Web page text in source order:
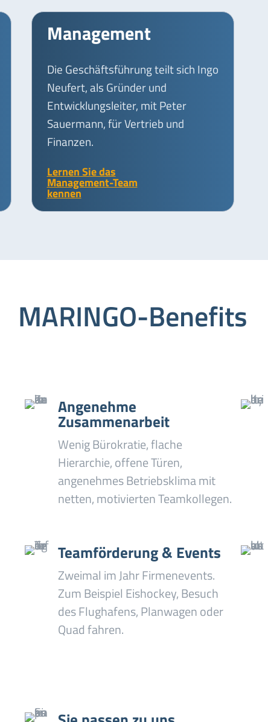
Management
Die Geschäftsführung teilt sich Ingo
Neufert, als Gründer und
Entwicklungsleiter, mit Peter
Sauermann, für Vertrieb und
Finanzen.
Lernen Sie das
Management-Team
kennen
MARINGO-Benefits
Angenehme
Zusammenarbeit
Wenig Bürokratie, flache
Hierarchie, offene Türen,
angenehmes Betriebsklima mit
netten, motivierten Teamkollegen.
Teamförderung & Events
Zweimal im Jahr Firmenevents.
Zum Beispiel Eishockey, Besuch
des Flughafens, Planwagen oder
Quad fahren.